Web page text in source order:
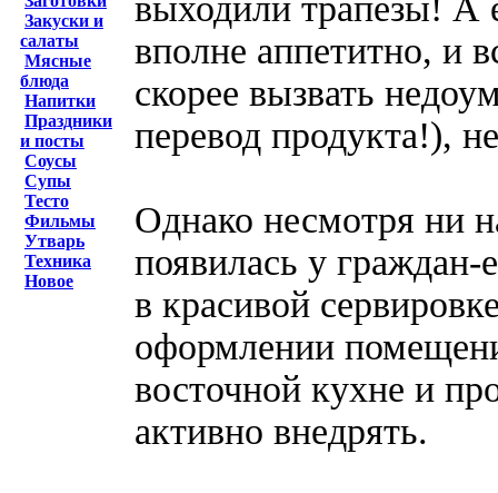
Закуски и
салаты
Мясные
блюда
Напитки
Праздники
и посты
Соусы
Супы
Тесто
Фильмы
Утварь
Техника
Новое
вполне аппетитно, и
скорее вызвать
перевод продукта!),
Однако несмотря ни
появилась у граждан-
в красивой
оформлении
восточной кухне и
активно внедрять.